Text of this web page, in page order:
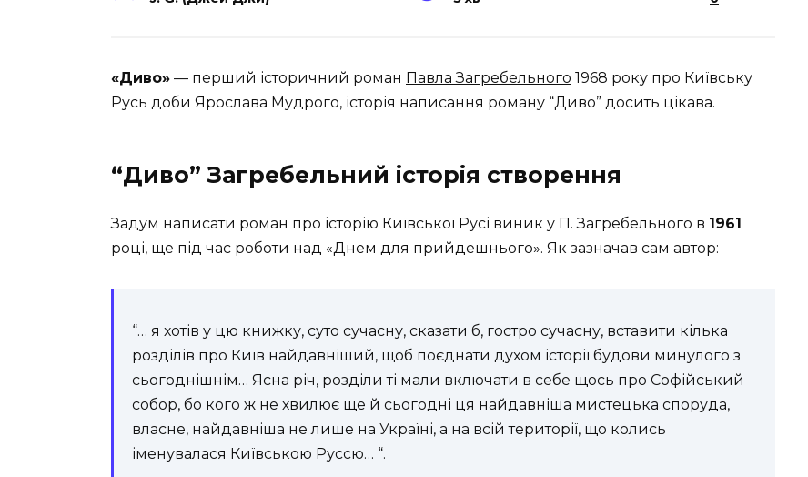
«Диво» — перший історичний роман Павла Загребельного 1968 року про Київську
Русь доби Ярослава Мудрого, історія написання роману “Диво” досить цікава.
“Диво” Загребельний історія створення
Задум написати роман про історію Київської Русі виник у П. Загребельного в 1961
році, ще під час роботи над «Днем для прийдешнього». Як зазначав сам автор:
“… я хотів у цю книжку, суто сучасну, сказати б, гостро сучасну, вставити кілька
розділів про Київ найдавніший, щоб поєднати духом історії будови минулого з
сьогоднішнім… Ясна річ, розділи ті мали включати в себе щось про Софійський
собор, бо кого ж не хвилює ще й сьогодні ця найдавніша мистецька споруда,
власне, найдавніша не лише на Україні, а на всій території, що колись
іменувалася Київською Руссю… “.